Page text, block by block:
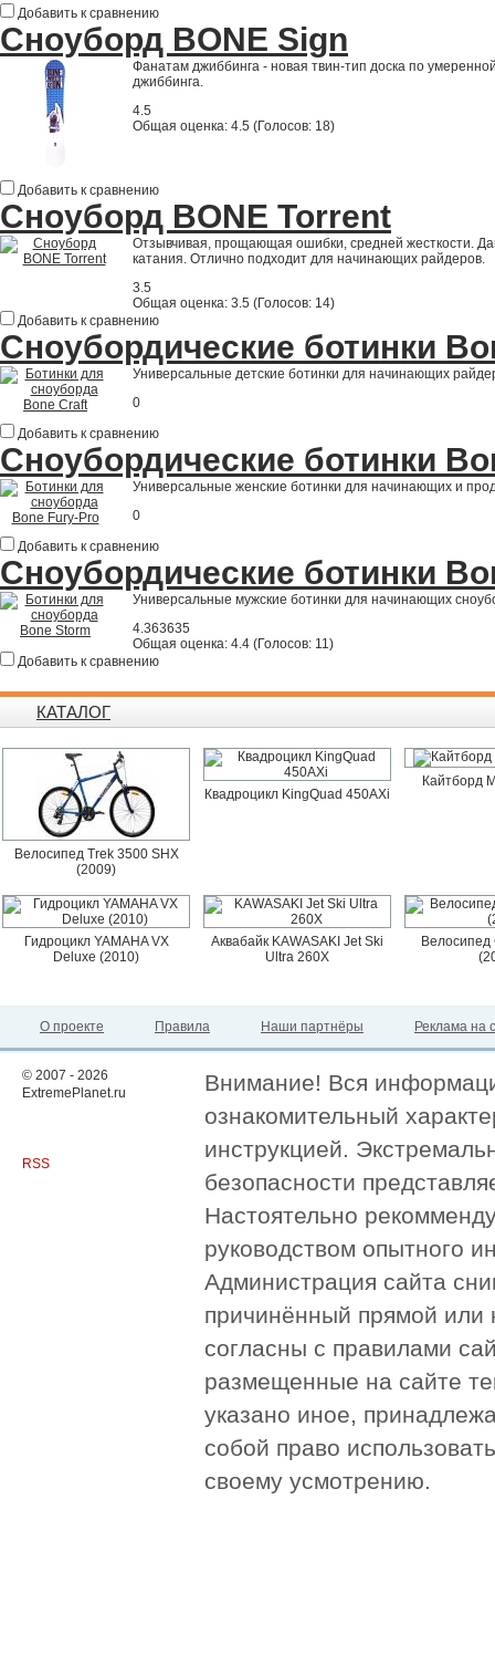
Добавить к сравнению
Сноуборд BONE Sign
Фанатам джиббинга - новая твин-тип доска по
джиббинга.
4.5
Общая оценка: 4.5 (Голосов: 18)
Добавить к сравнению
Сноуборд BONE Torrent
Отзывчивая, прощающая ошибки, средней жесткости.
катания. Отлично подходит для начинающих райдеров.
3.5
Общая оценка: 3.5 (Голосов: 14)
Добавить к сравнению
Сноубордические ботинки
Универсальные детские ботинки для начинающих
0
Добавить к сравнению
Сноубордические ботинки
Универсальные женские ботинки для начинающих и
0
Добавить к сравнению
Сноубордические ботинки
Универсальные мужские ботинки для начинающих
4.363635
Общая оценка: 4.4 (Голосов: 11)
Добавить к сравнению
КАТАЛОГ
Велосипед Trek 3500 SHX
(2009)
Квадроцикл KingQuad 450AXi
Кайтборд
Гидроцикл YAMAHA VX
Deluxe (2010)
Аквабайк KAWASAKI Jet Ski
Ultra 260X
Велосипед
О проекте Правила Наши партнёры Реклама на
© 2007 - 2026
ExtremePlanet.ru
RSS
Внимание! Вся
ознакомительный
инструкцией.
безопасности
Настоятельно
руководством опытного
Администрация сайта
причинённый прямой или
согласны с правилами
размещенные на сайте
указано иное,
собой право
своему усмотрению.